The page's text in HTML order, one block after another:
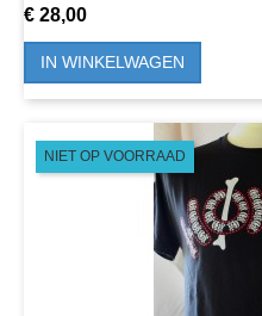
Prijs
€ 28,00
IN WINKELWAGEN
NIET OP VOORRAAD